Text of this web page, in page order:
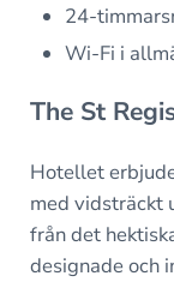
24-
Wi-Fi i
The St
Hotellet
med vidsträckt
från det
designade och